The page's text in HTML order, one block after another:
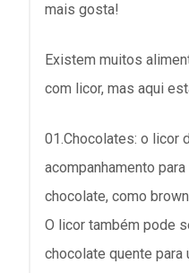
mais gosta!
Existem muitos
com licor, mas aqui
01.Chocolates: o licor
acompanhamento
chocolate, como
O licor também pode
chocolate quente para